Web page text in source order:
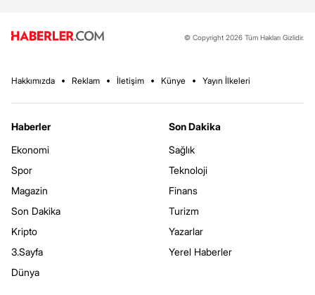
© Copyright 2026 Tüm Hakları Gizlidir.
Hakkımızda Reklam İletişim Künye Yayın İlkeleri
Haberler
Ekonomi
Spor
Magazin
Son Dakika
Kripto
3.Sayfa
Dünya
Son Dakika
Sağlık
Teknoloji
Finans
Turizm
Yazarlar
Yerel Haberler